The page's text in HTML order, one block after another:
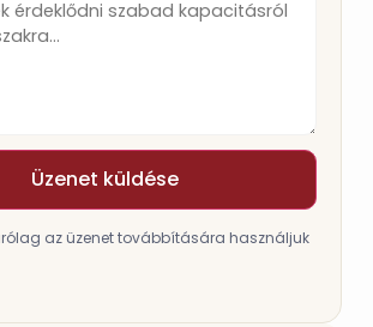
Üzenet küldése
az üzenet továbbítására használjuk